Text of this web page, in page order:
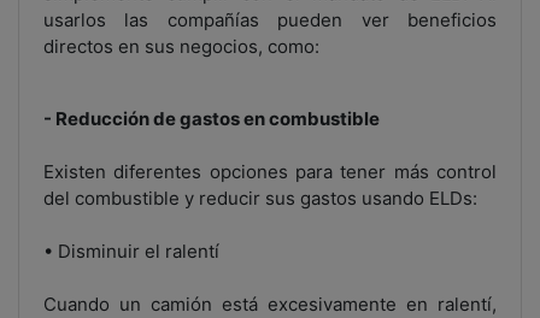
usarlos las compañías pueden ver beneficios
directos en sus negocios, como:
- Reducción de gastos en combustible
Existen diferentes opciones para tener más control
del combustible y reducir sus gastos usando ELDs:
• Disminuir el ralentí
Cuando un camión está excesivamente en ralentí,